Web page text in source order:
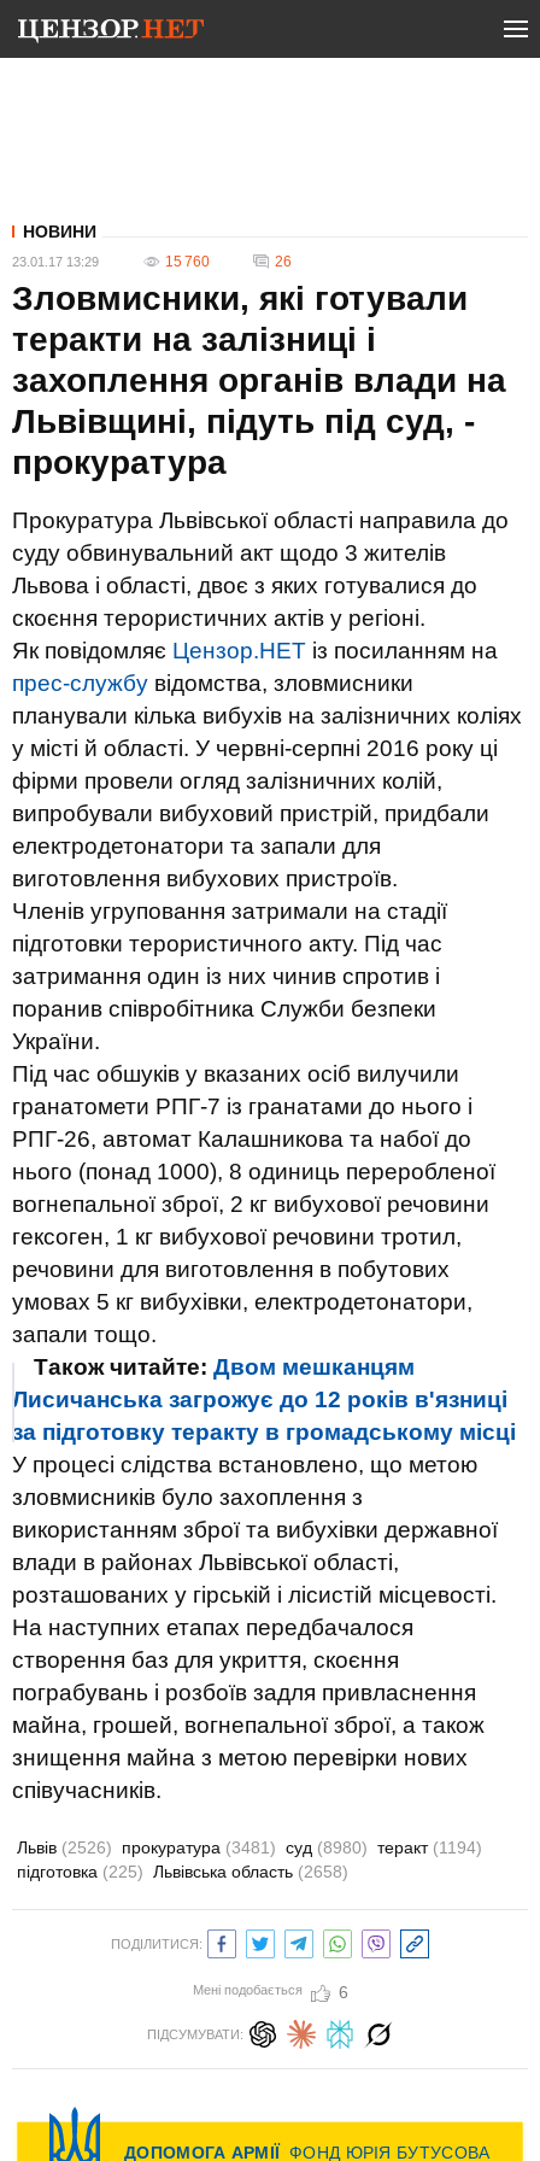
НОВИНИ
23.01.17 13:29 15 760 26
Зловмисники, які готували
теракти на залізниці і
захоплення органів влади на
Львівщині, підуть під суд, -
прокуратура
Прокуратура Львівської області направила до
суду обвинувальний акт щодо 3 жителів
Львова і області, двоє з яких готувалися до
скоєння терористичних актів у регіоні.
Як повідомляє Цензор.НЕТ із посиланням на
прес-службу відомства, зловмисники
планували кілька вибухів на залізничних коліях
у місті й області. У червні-серпні 2016 року ці
фірми провели огляд залізничних колій,
випробували вибуховий пристрій, придбали
електродетонатори та запали для
виготовлення вибухових пристроїв.
Членів угруповання затримали на стадії
підготовки терористичного акту. Під час
затримання один із них чинив спротив і
поранив співробітника Служби безпеки
України.
Під час обшуків у вказаних осіб вилучили
гранатомети РПГ-7 із гранатами до нього і
РПГ-26, автомат Калашникова та набої до
нього (понад 1000), 8 одиниць переробленої
вогнепальної зброї, 2 кг вибухової речовини
гексоген, 1 кг вибухової речовини тротил,
речовини для виготовлення в побутових
умовах 5 кг вибухівки, електродетонатори,
запали тощо.
Також читайте: Двом мешканцям
Лисичанська загрожує до 12 років в'язниці
за підготовку теракту в громадському місці
У процесі слідства встановлено, що метою
зловмисників було захоплення з
використанням зброї та вибухівки державної
влади в районах Львівської області,
розташованих у гірській і лісистій місцевості.
На наступних етапах передбачалося
створення баз для укриття, скоєння
пограбувань і розбоїв задля привласнення
майна, грошей, вогнепальної зброї, а також
знищення майна з метою перевірки нових
співучасників.
Львів (2526) прокуратура (3481) суд (8980) теракт (1194)
підготовка (225) Львівська область (2658)
ПОДІЛИТИСЯ:
Мені подобається 6
ПІДСУМУВАТИ: